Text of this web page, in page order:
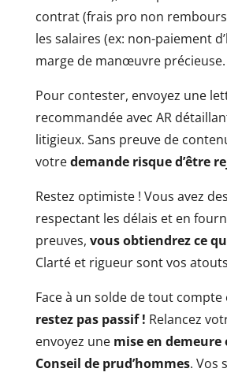
contrat (frais pro non
les salaires (ex: non-paiement
marge de manœuvre précieuse.
Pour contester, envoyez une
recommandée avec AR
litigieux. Sans preuve de
votredemande risque d’être
Restez optimiste ! Vous avez
respectant les délais et en
preuves, vous obtiendrez ce
Clarté et rigueur sont vos
Face à un solde de tout
restez pas passif ! Relancez
envoyez une mise en demeure
Conseil de prud’hommes. Vos